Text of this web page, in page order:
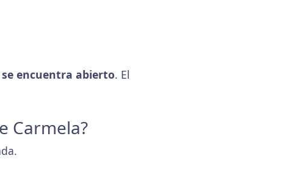
encuentra abierto. El
Carmela?